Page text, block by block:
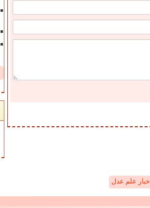
علم عدل